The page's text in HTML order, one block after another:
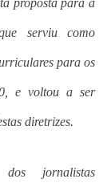
proposta para a
serviu como
para os
e voltou a ser
diretrizes.
jornalistas